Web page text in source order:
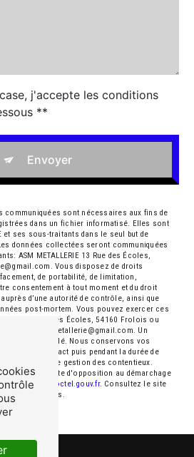
j'accepte les conditions
**
Envoyer
communiquées sont nécessaires aux fins de
dans un fichier informatisé. Elles sont
et ses sous-traitants dans le seul but de
données collectées seront communiquées
ASM METALLERIE 13 Rue des Écoles,
Vous disposez de droits
de portabilité, de limitation,
consentement à tout moment et du droit
d’une autorité de contrôle, ainsi que
post-mortem. Vous pouvez exercer ces
13 Rue des Écoles, 54160 Frolois ou
asm.metallerie@gmail.com. Un
être demandé. Nous conservons vos
prise de contact puis pendant la durée de
et de gestion des contentieux.
sur la liste d'opposition au démarchage
adresse:
Bloctel.gouv.fr. Consultez le site
sur vos droits.